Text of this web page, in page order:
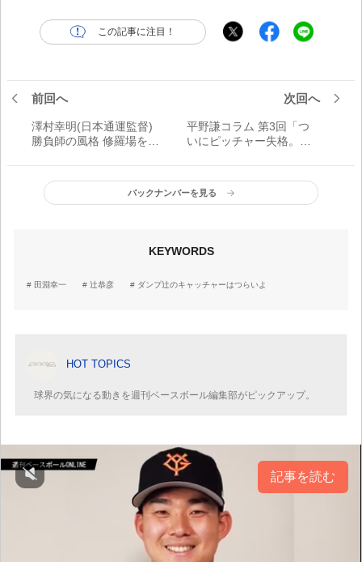
この記事に注目！
前回へ
澤村幸明(日本通運監督)
勝負師の風格 修羅場を戦
次回へ
平野謙コラム 第3回「つ
いにピッチャー失格。ま
に……」
バックナンバーを見る
KEYWORDS
田淵幸一 辻恭彦 ダンプ辻のキャッチャーはつらいよ
HOT TOPICS
球界の気になる動きを週刊ベースボール編集部がピックアップ。
記事を読む